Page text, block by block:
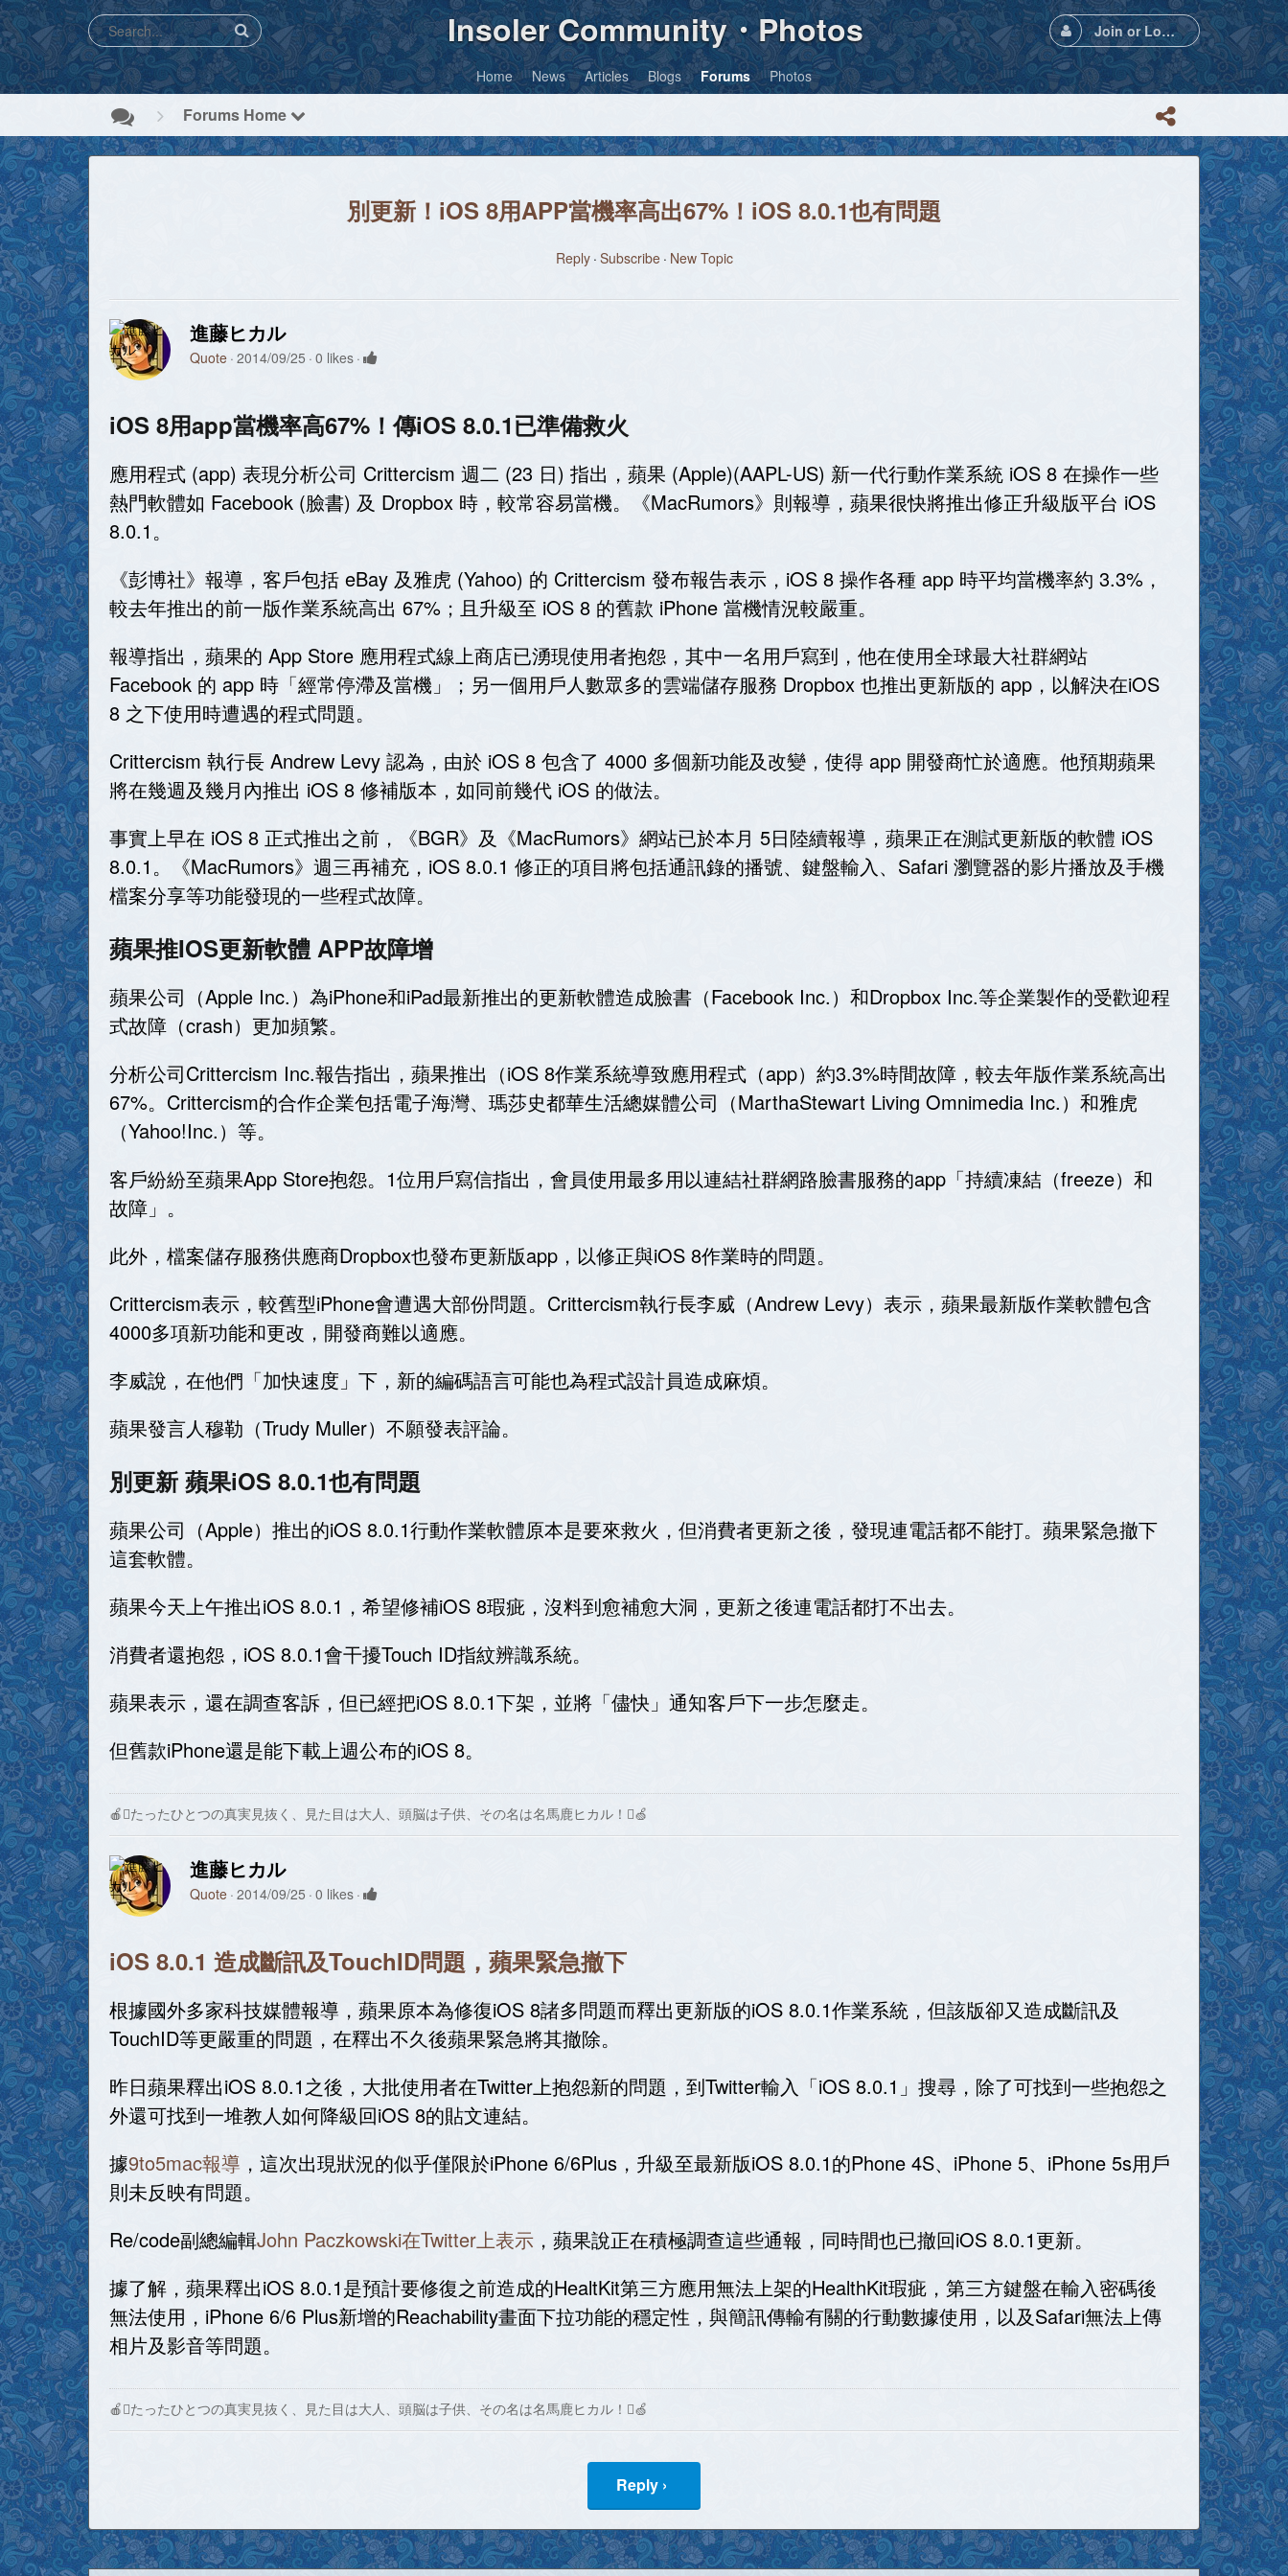
Insoler Community・Photos Join or Login
Home News Articles Blogs Forums Photos
Forums Home
別更新！iOS 8用APP當機率高出67%！iOS 8.0.1也有問題
Reply Subscribe New Topic
進藤ヒカル
Quote 2014/09/25 0 likes
iOS 8用app當機率高67%！傳iOS 8.0.1已準備救火
應用程式 (app) 表現分析公司 Crittercism 週二 (23 日) 指出，蘋果 (Apple)(AAPL-US) 新一代行動作業系統 iOS 8 在操作一些
熱門軟體如 Facebook (臉書) 及 Dropbox 時，較常容易當機。《MacRumors》則報導，蘋果很快將推出修正升級版平台 iOS
8.0.1。
《彭博社》報導，客戶包括 eBay 及雅虎 (Yahoo) 的 Crittercism 發布報告表示，iOS 8 操作各種 app 時平均當機率約 3.3%，
較去年推出的前一版作業系統高出 67%；且升級至 iOS 8 的舊款 iPhone 當機情況較嚴重。
報導指出，蘋果的 App Store 應用程式線上商店已湧現使用者抱怨，其中一名用戶寫到，他在使用全球最大社群網站
Facebook 的 app 時「經常停滯及當機」；另一個用戶人數眾多的雲端儲存服務 Dropbox 也推出更新版的 app，以解決在iOS
8 之下使用時遭遇的程式問題。
Crittercism 執行長 Andrew Levy 認為，由於 iOS 8 包含了 4000 多個新功能及改變，使得 app 開發商忙於適應。他預期蘋果
將在幾週及幾月內推出 iOS 8 修補版本，如同前幾代 iOS 的做法。
事實上早在 iOS 8 正式推出之前，《BGR》及《MacRumors》網站已於本月 5日陸續報導，蘋果正在測試更新版的軟體 iOS
8.0.1。《MacRumors》週三再補充，iOS 8.0.1 修正的項目將包括通訊錄的播號、鍵盤輸入、Safari 瀏覽器的影片播放及手機
檔案分享等功能發現的一些程式故障。
蘋果推IOS更新軟體 APP故障增
蘋果公司（Apple Inc.）為iPhone和iPad最新推出的更新軟體造成臉書（Facebook Inc.）和Dropbox Inc.等企業製作的受歡迎程
式故障（crash）更加頻繁。
分析公司Crittercism Inc.報告指出，蘋果推出（iOS 8作業系統導致應用程式（app）約3.3%時間故障，較去年版作業系統高出
67%。Crittercism的合作企業包括電子海灣、瑪莎史都華生活總媒體公司（MarthaStewart Living Omnimedia Inc.）和雅虎
（Yahoo!Inc.）等。
客戶紛紛至蘋果App Store抱怨。1位用戶寫信指出，會員使用最多用以連結社群網路臉書服務的app「持續凍結（freeze）和
故障」。
此外，檔案儲存服務供應商Dropbox也發布更新版app，以修正與iOS 8作業時的問題。
Crittercism表示，較舊型iPhone會遭遇大部份問題。Crittercism執行長李威（Andrew Levy）表示，蘋果最新版作業軟體包含
4000多項新功能和更改，開發商難以適應。
李威說，在他們「加快速度」下，新的編碼語言可能也為程式設計員造成麻煩。
蘋果發言人穆勒（Trudy Muller）不願發表評論。
別更新 蘋果iOS 8.0.1也有問題
蘋果公司（Apple）推出的iOS 8.0.1行動作業軟體原本是要來救火，但消費者更新之後，發現連電話都不能打。蘋果緊急撤下
這套軟體。
蘋果今天上午推出iOS 8.0.1，希望修補iOS 8瑕疵，沒料到愈補愈大洞，更新之後連電話都打不出去。
消費者還抱怨，iOS 8.0.1會干擾Touch ID指紋辨識系統。
蘋果表示，還在調查客訴，但已經把iOS 8.0.1下架，並將「儘快」通知客戶下一步怎麼走。
但舊款iPhone還是能下載上週公布的iOS 8。
🍎たったひとつの真実見抜く、見た目は大人、頭脳は子供、その名は名馬鹿ヒカル！🍏
進藤ヒカル
Quote 2014/09/25 0 likes
iOS 8.0.1 造成斷訊及TouchID問題，蘋果緊急撤下
根據國外多家科技媒體報導，蘋果原本為修復iOS 8諸多問題而釋出更新版的iOS 8.0.1作業系統，但該版卻又造成斷訊及
TouchID等更嚴重的問題，在釋出不久後蘋果緊急將其撤除。
昨日蘋果釋出iOS 8.0.1之後，大批使用者在Twitter上抱怨新的問題，到Twitter輸入「iOS 8.0.1」搜尋，除了可找到一些抱怨之
外還可找到一堆教人如何降級回iOS 8的貼文連結。
據9to5mac報導 ，這次出現狀況的似乎僅限於iPhone 6/6Plus，升級至最新版iOS 8.0.1的Phone 4S、iPhone 5、iPhone 5s用戶
則未反映有問題。
Re/code副總編輯John Paczkowski在Twitter上表示 ，蘋果說正在積極調查這些通報，同時間也已撤回iOS 8.0.1更新。
據了解，蘋果釋出iOS 8.0.1是預計要修復之前造成的HealtKit第三方應用無法上架的HealthKit瑕疵，第三方鍵盤在輸入密碼後
無法使用，iPhone 6/6 Plus新增的Reachability畫面下拉功能的穩定性，與簡訊傳輸有關的行動數據使用，以及Safari無法上傳
相片及影音等問題。
🍎たったひとつの真実見抜く、見た目は大人、頭脳は子供、その名は名馬鹿ヒカル！🍏
Reply ›